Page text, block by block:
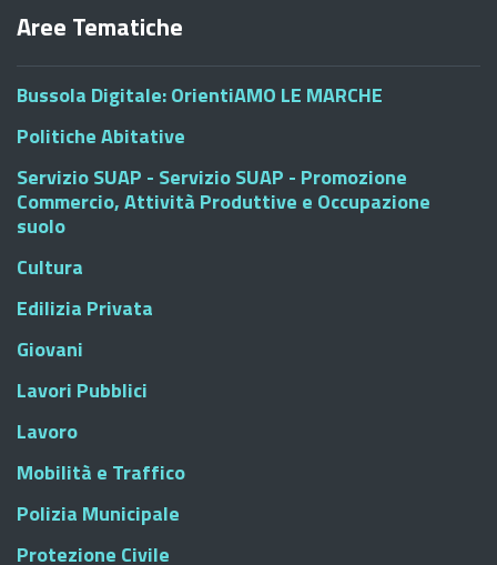
Aree Tematiche
Bussola Digitale: OrientiAMO LE MARCHE
Politiche Abitative
Servizio SUAP - Servizio SUAP - Promozione
Commercio, Attività Produttive e Occupazione
suolo
Cultura
Edilizia Privata
Giovani
Lavori Pubblici
Lavoro
Mobilità e Traffico
Polizia Municipale
Protezione Civile